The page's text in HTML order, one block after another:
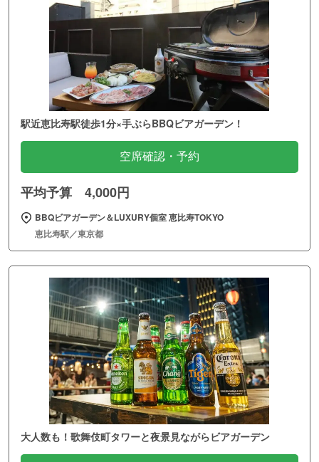
駅近恵比寿駅徒歩1分×手ぶらBBQビアガーデン！
空席確認・予約
平均予算 4,000円
BBQビアガーデン＆LUXURY個室 恵比寿TOKYO
恵比寿駅／東京都
大人数も！歌舞伎町タワーと夜景見ながらビアガーデン